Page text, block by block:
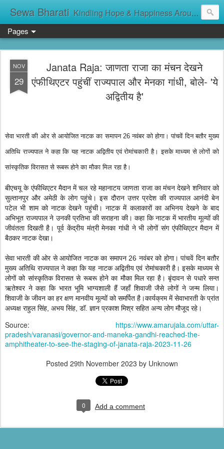
Sewa Bharati Kindling Hope & Happiness Around सेवा भारती சேவாபாரதி సేవా భారతి സേവാഭാരതി સેવા ભારતી সেবা ভাঁরাটি
Pages
NOV
29
Janata Raja: जाणता राजा का मंचन देखने
एंफीथिएटर पहुंचीं राज्यपाल और मेनका गांधी, बोले- 'ये
अद्वितीय है'
सेवा भारती की ओर से आयोजित नाटक का समापन 26 नवंबर को होगा। पांचवें दिन बतौर मुख्य
अतिथि राज्यपाल ने कहा कि यह नाटक अद्वितीय एवं रोमांचकारी है। इसके माध्यम से लोगों को
सांस्कृतिक विरासत से रूबरू होने का मौका मिल रहा है।
बीएचयू के एंफीथिएटर मैदान में चल रहे महानाटय जाणता राजा का मंचन देखने शनिवार को
सुल्तानपुर और अमेठी के लोग पहुंचे। इस दौरान उत्तर प्रदेश की राज्यपाल आनंदी बेन
पटेल भी शाम को नाटक देखने पहुंची। नाटक में कलाकारों का अभिनय देखने के बाद
अभिभूत राज्यपाल ने उनकी प्रतिभा की सराहना की। कहा कि नाटक में भारतीय मूल्यों की
जीवंतता दिखती है। पूर्व केंद्रीय मंत्री मेनका गांधी ने भी लोगों संग एंफीथिएटर मैदान में
बैठकर नाटक देखा।
सेवा भारती की ओर से आयोजित नाटक का समापन 26 नवंबर को होगा। पांचवें दिन बतौर
मुख्य अतिथि राज्यपाल ने कहा कि यह नाटक अद्वितीय एवं रोमांचकारी है। इसके माध्यम से
लोगों को सांस्कृतिक विरासत से रूबरू होने का मौका मिल रहा है। बृंदावन से पधारे सन्त
ऋतेश्वर ने कहा कि भारत भूमि भाग्यशाली हैं जहाँ शिवाजी जैसे लोगों ने जन्म लिया।
शिवाजी के जीवन का हर क्षण मानवीय मूल्यों को समर्पित है।कार्यक्रम में सेवाभारती के प्रांत
अध्यक्ष राहुल सिंह, अभय सिंह, डॉ. ज्ञान प्रकाश मिश्र सहित अन्य लोग मौजूद रहे।
Source: https://www.amarujala.com/uttar-
pradesh/varanasi/governor-and-maneka-gandhi-reached-the-
amphitheater-to-see-the-staging-of-janata-raja-2023-11-26
Posted 29th November 2023 by Unknown
0 Add a comment